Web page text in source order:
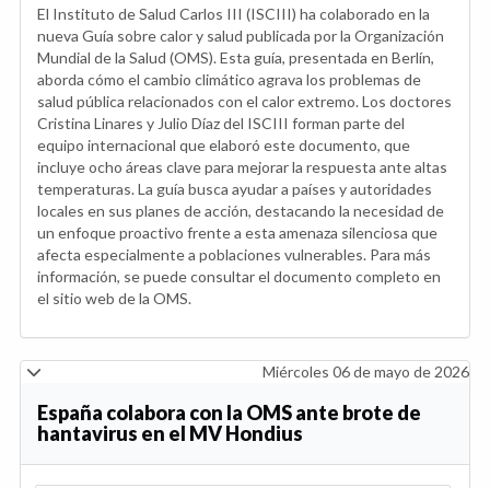
El Instituto de Salud Carlos III (ISCIII) ha colaborado en la
nueva Guía sobre calor y salud publicada por la Organización
Mundial de la Salud (OMS). Esta guía, presentada en Berlín,
aborda cómo el cambio climático agrava los problemas de
salud pública relacionados con el calor extremo. Los doctores
Cristina Linares y Julio Díaz del ISCIII forman parte del
equipo internacional que elaboró este documento, que
incluye ocho áreas clave para mejorar la respuesta ante altas
temperaturas. La guía busca ayudar a países y autoridades
locales en sus planes de acción, destacando la necesidad de
un enfoque proactivo frente a esta amenaza silenciosa que
afecta especialmente a poblaciones vulnerables. Para más
información, se puede consultar el documento completo en
el sitio web de la OMS.
Miércoles 06 de mayo de 2026
España colabora con la OMS ante brote de
hantavirus en el MV Hondius